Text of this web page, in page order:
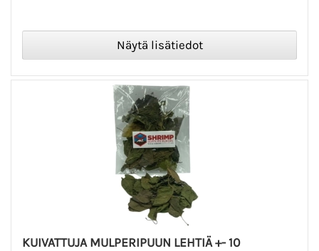
KUIVATTUJA MULPERIPUUN LEHTIÄ +- 10